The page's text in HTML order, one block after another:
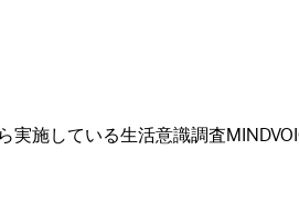
実施している生活意識調査